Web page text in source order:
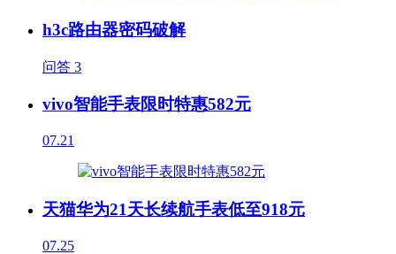
h3c路由器密码破解
问答 3
vivo智能手表限时特惠582元
07.21
天猫华为21天长续航手表低至918元
07.25